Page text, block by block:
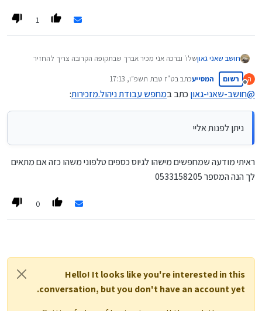
1
חושב שאני גאוןשלו' וברכה אני מכיר אברך שבתקופה הקרובה צריך להחזיר
מדובר באדם בעל כושר ניהול
הבנה בכלכלה קומבינות בסיסיות וכד'
אחר
(אפי' את העניין של ההנחה בארנונה מיחזור וכד')
ניתן לפנות אליי 0533139877
ה
מנותק
רשום המסייעכתב בט"ז טבת תשפ״ו, 17:13
נערך לאחרונה על ידי
@חושב-שאני-גאוןכתב במחפש עבודת ניהול.מזכירות:
ניתן לפנות אליי
ראיתי מודעה שמחפשים מישהו לגיוס כספים טלפוני משהו כזה אם מתאים
לך הנה המספר 0533158205
0
Hello! It looks like you're interested in this
conversation, but you don't have an account yet.